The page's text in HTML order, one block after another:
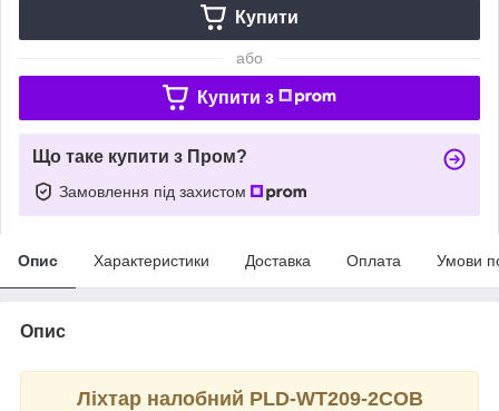
Купити
або
Купити з
Що таке купити з Пром?
Замовлення під захистом
Опис Характеристики Доставка Оплата Умови
Опис
Ліхтар налобний PLD-WT209-2COB